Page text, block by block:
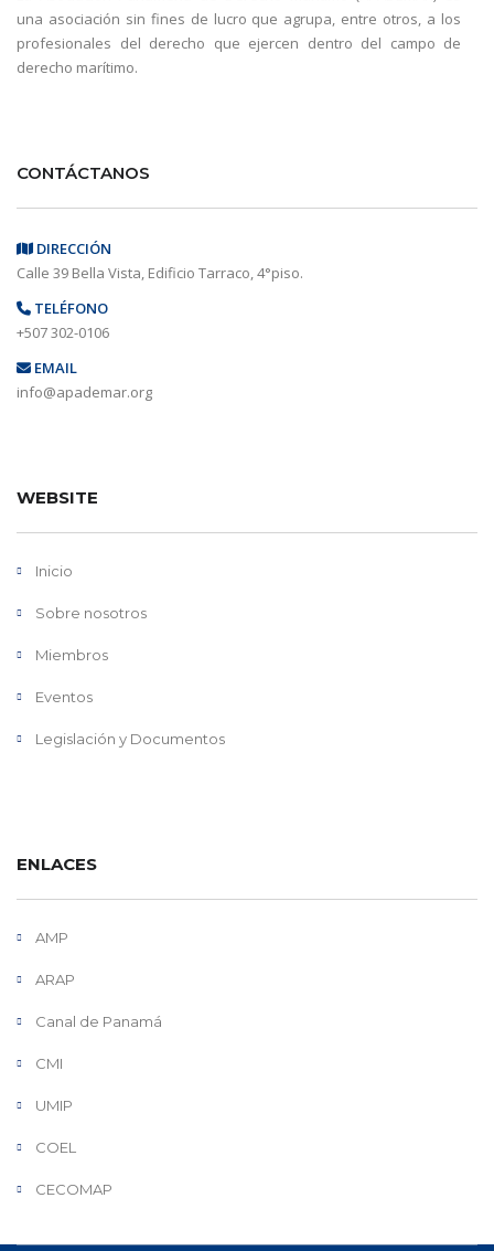
una asociación sin fines de lucro que agrupa, entre otros, a los
profesionales del derecho que ejercen dentro del campo de
derecho marítimo.
CONTÁCTANOS
DIRECCIÓN
Calle 39 Bella Vista, Edificio Tarraco, 4°piso.
TELÉFONO
+507 302-0106
EMAIL
info@apademar.org
WEBSITE
Inicio
Sobre nosotros
Miembros
Eventos
Legislación y Documentos
ENLACES
AMP
ARAP
Canal de Panamá
CMI
UMIP
COEL
CECOMAP